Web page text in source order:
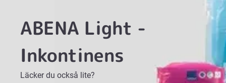
ABENA Light -
Inkontinens
Läcker du också lite?